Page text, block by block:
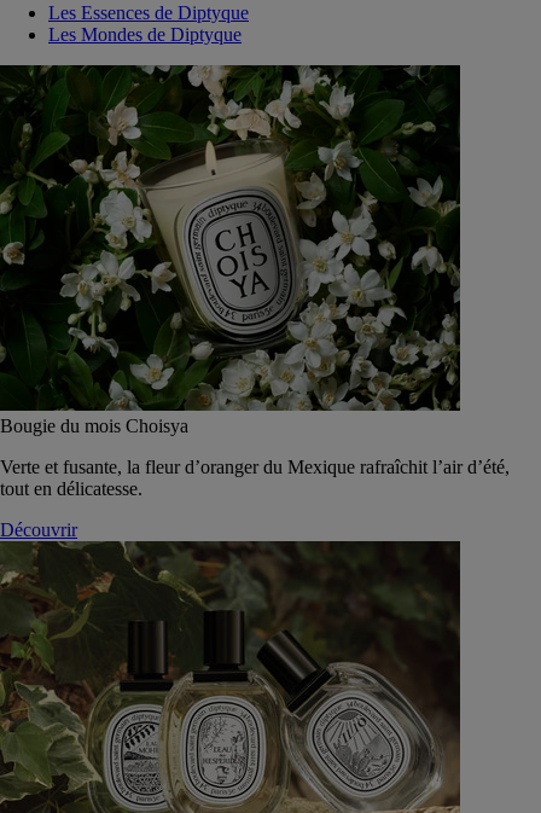
Les Essences de Diptyque
Les Mondes de Diptyque
Bougie du mois Choisya
Verte et fusante, la fleur d’oranger du Mexique rafraîchit l’air d’été,
tout en délicatesse.
Découvrir